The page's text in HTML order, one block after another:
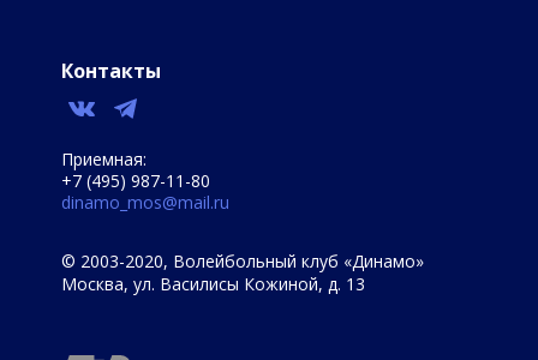
Контакты
Приемная:
+7 (495) 987-11-80
dinamo_mos@mail.ru
© 2003-2020, Волейбольный клуб «Динамо»
Москва, ул. Василисы Кожиной, д. 13